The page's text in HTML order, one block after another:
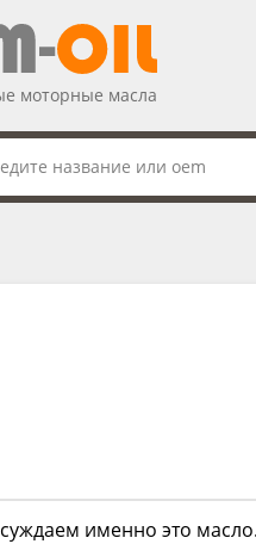
моторные масла
именно это масло.